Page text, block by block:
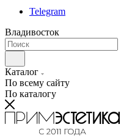
Telegram
Владивосток
Каталог
По всему сайту
По каталогу